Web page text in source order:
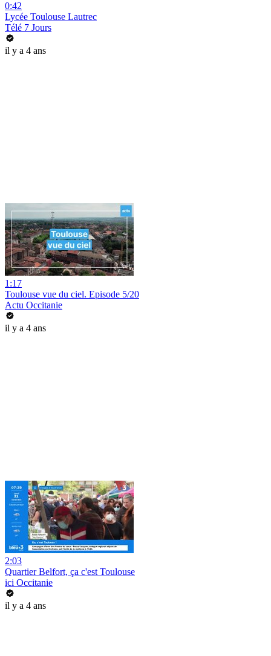
0:42
Lycée Toulouse Lautrec
Télé 7 Jours
il y a 4 ans
1:17
Toulouse vue du ciel. Episode 5/20
Actu Occitanie
il y a 4 ans
2:03
Quartier Belfort, ça c'est Toulouse
ici Occitanie
il y a 4 ans